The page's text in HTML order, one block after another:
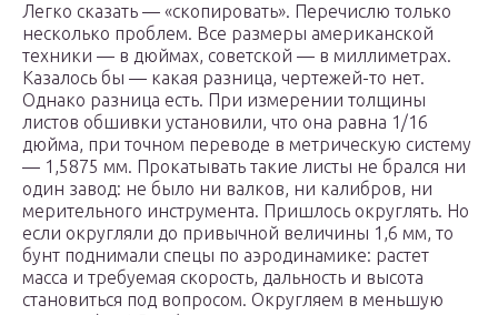
Легко сказать — «скопировать». Перечислю только
несколько проблем. Все размеры американской
техники — в дюймах, советской — в миллиметрах.
Казалось бы — какая разница, чертежей-то нет.
Однако разница есть. При измерении толщины
листов обшивки установили, что она равна 1/16
дюйма, при точном переводе в метрическую систему
— 1,5875 мм. Прокатывать такие листы не брался ни
один завод: не было ни валков, ни калибров, ни
мерительного инструмента. Пришлось округлять. Но
если округляли до привычной величины 1,6 мм, то
бунт поднимали спецы по аэродинамике: растет
масса и требуемая скорость, дальность и высота
становиться под вопросом. Округляем в меньшую